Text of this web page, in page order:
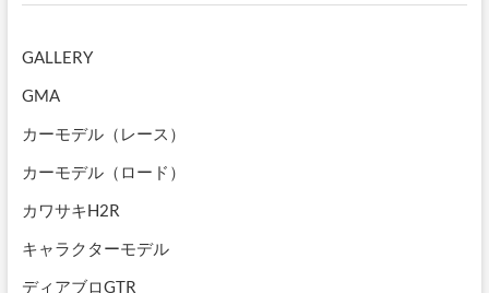
GALLERY
GMA
カーモデル（レース）
カーモデル（ロード）
カワサキH2R
キャラクターモデル
ディアブロGTR